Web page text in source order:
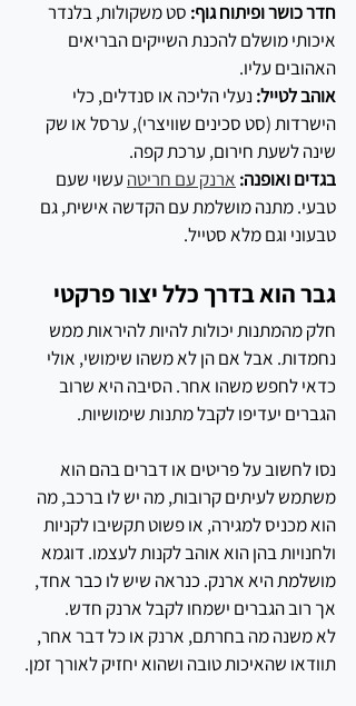
חדר כושר ופיתוח גוף: סט משקולות, בלנדר
איכותי מושלם להכנת השייקים הבריאים
האהובים עליו.
אוהב לטייל: נעלי הליכה או סנדלים, כלי
הישרדות (סט סכינים שוויצרי), ערסל או שק
שינה לשעת חירום, ערכת קפה.
בגדים ואופנה: ארנק עם חריטה עשוי שעם
טבעי. מתנה מושלמת עם הקדשה אישית, גם
טבעוני וגם מלא סטייל.
גבר הוא בדרך כלל יצור פרקטי
חלק מהמתנות יכולות להיות להיראות ממש
נחמדות. אבל אם הן לא משהו שימושי, אולי
כדאי לחפש משהו אחר. הסיבה היא שרוב
הגברים יעדיפו לקבל מתנות שימושיות.
נסו לחשוב על פריטים או דברים בהם הוא
משתמש לעיתים קרובות, מה יש לו ברכב, מה
הוא מכניס למגירה, או פשוט תקשיבו לקניות
ולחנויות בהן הוא אוהב לקנות לעצמו. דוגמא
מושלמת היא ארנק. כנראה שיש לו כבר אחד,
אך רוב הגברים ישמחו לקבל ארנק חדש.
לא משנה מה בחרתם, ארנק או כל דבר אחר,
תוודאו שהאיכות טובה ושהוא יחזיק לאורך זמן.